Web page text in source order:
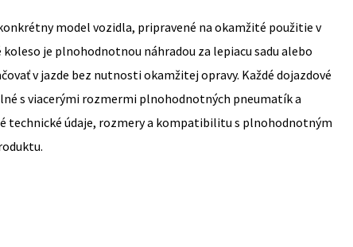
model vozidla, pripravené na okamžité použitie v
je plnohodnotnou náhradou za lepiacu sadu alebo
v jazde bez nutnosti okamžitej opravy. Každé dojazdové
s viacerými rozmermi plnohodnotných pneumatík a
technické údaje, rozmery a kompatibilitu s plnohodnotným